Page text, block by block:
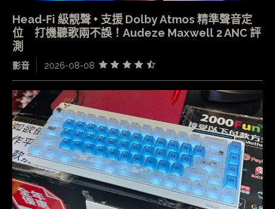
Head-Fi 級靚聲 + 支援 Dolby Atmos 精準聲音定
位 打機聽歌兩不誤！Audeze Maxwell 2 ANC 評
測
影音 2026-08-08